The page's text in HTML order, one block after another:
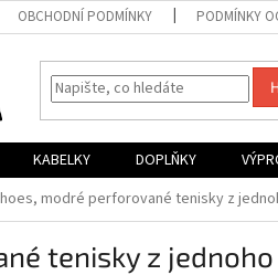
OBCHODNÍ PODMÍNKY PODMÍNKY
KABELKY DOPLŇKY
modré perforované tenisky z
tenisky z